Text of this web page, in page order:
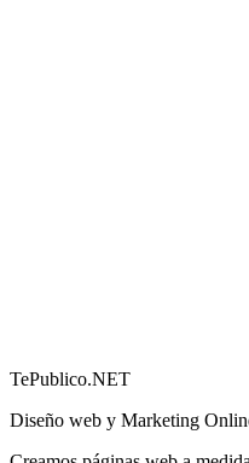
→
TePublico.NET
Diseño web y Marketing